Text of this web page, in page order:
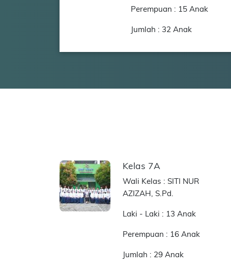
Perempuan : 15 Anak
Jumlah : 32 Anak
Kelas 7A
Wali Kelas : SITI NUR
AZIZAH, S.Pd.
Laki - Laki : 13 Anak
Perempuan : 16 Anak
Jumlah : 29 Anak